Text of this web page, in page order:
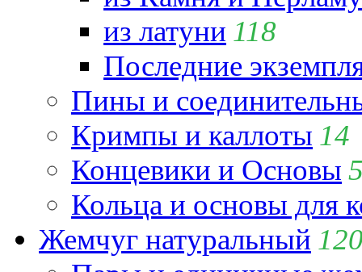
из латуни 118
Последние
Пины и
Кримпы и каллоты 14
Концевики и Основы
Кольца и основы для
Жемчуг натуральный